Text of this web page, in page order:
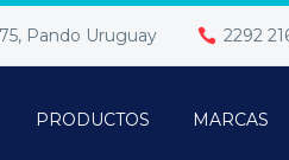
Pando Uruguay 2292
PRODUCTOS MARCAS